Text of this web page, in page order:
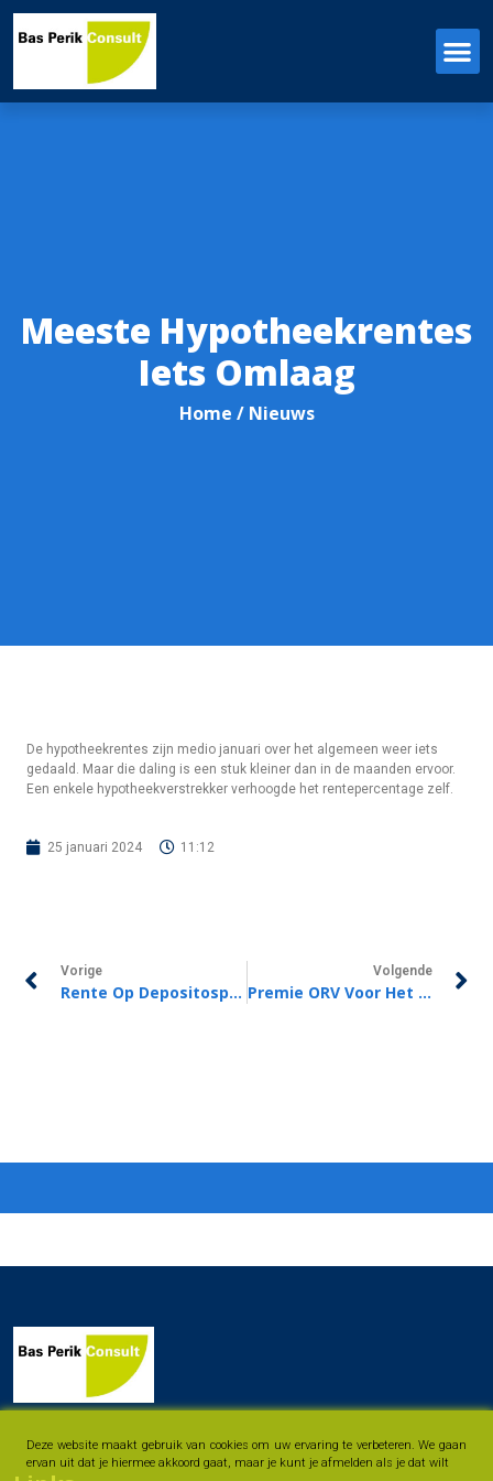
Meeste Hypotheekrentes
Iets Omlaag
Home / Nieuws
De hypotheekrentes zijn medio januari over het algemeen weer iets
gedaald. Maar die daling is een stuk kleiner dan in de maanden ervoor.
Een enkele hypotheekverstrekker verhoogde het rentepercentage zelf.
25 januari 2024 11:12
Vorige
Rente Op Depositospaarrekening Omlaag
Volgende
Premie ORV Voor Het Eerst In Lange Tijd Iets Omhoog
Deze website maakt gebruik van cookies om uw ervaring te verbeteren. We gaan
ervan uit dat je hiermee akkoord gaat, maar je kunt je afmelden als je dat wilt